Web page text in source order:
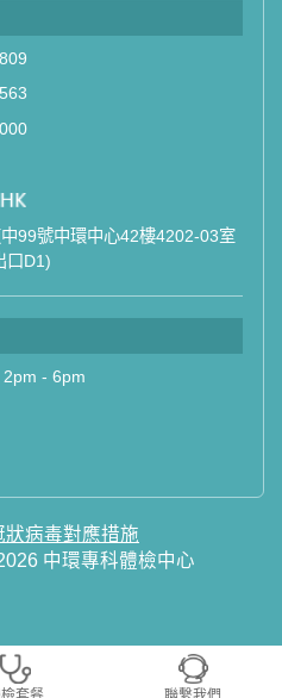
99號中環中心42樓4202-03室
口D1)
- 6pm
狀病毒對應措施
中環專科體檢中心